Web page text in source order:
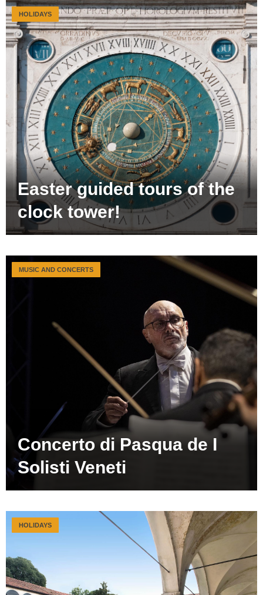
Easter guided tours of the
clock tower!
HOLIDAYS
Concerto di Pasqua de I
Solisti Veneti
MUSIC AND CONCERTS
HOLIDAYS